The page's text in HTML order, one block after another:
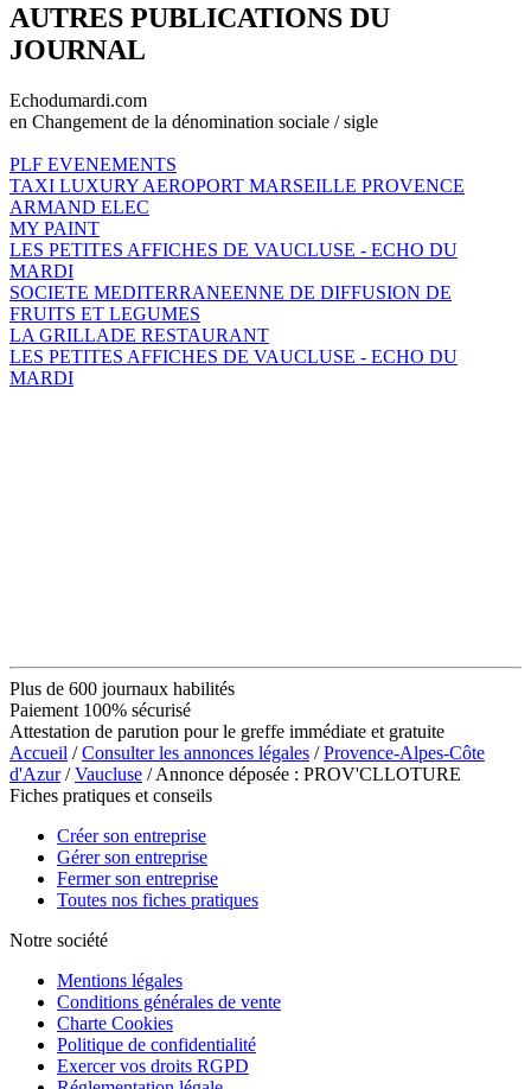
AUTRES PUBLICATIONS DU
JOURNAL
Echodumardi.com
en Changement de la dénomination sociale / sigle
PLF EVENEMENTS
TAXI LUXURY AEROPORT MARSEILLE PROVENCE
ARMAND ELEC
MY PAINT
LES PETITES AFFICHES DE VAUCLUSE - ECHO DU
MARDI
SOCIETE MEDITERRANEENNE DE DIFFUSION DE
FRUITS ET LEGUMES
LA GRILLADE RESTAURANT
LES PETITES AFFICHES DE VAUCLUSE - ECHO DU
MARDI
Plus de 600 journaux habilités
Paiement 100% sécurisé
Attestation de parution pour le greffe immédiate et gratuite
Accueil /Consulter les annonces légales /Provence-Alpes-Côte
d'Azur/Vaucluse / Annonce déposée : PROV'CLLOTURE
Fiches pratiques et conseils
Créer son entreprise
Gérer son entreprise
Fermer son entreprise
Toutes nos fiches pratiques
Notre société
Mentions légales
Conditions générales de vente
Charte Cookies
Politique de confidentialité
Exercer vos droits RGPD